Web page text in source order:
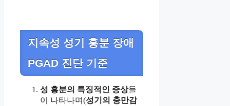
지속성 성기 흥분 장애
PGAD 진단 기준
성 흥분의 특징적인 증상들
이 나타나며(성기의 충만감